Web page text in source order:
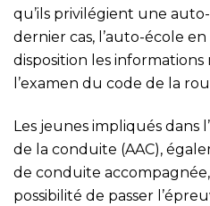
qu’ils privilégient une
dernier cas, l’auto-école
disposition les informations
l’examen du code de la
Les jeunes impliqués dans
de la conduite (AAC),
de conduite
possibilité de passer